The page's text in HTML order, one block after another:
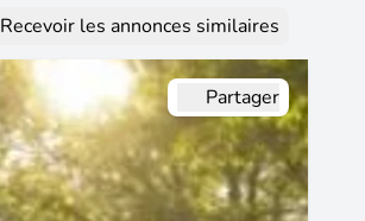
Recevoir les annonces similaires
Partager